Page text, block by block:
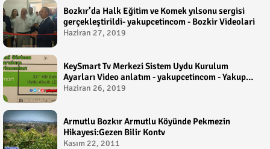
Bozkır’da Halk Eğitim ve Komek yılsonu sergisi
gerçekleştirildi- yakupcetincom - Bozkir Videolari
Haziran 27, 2019
KeySmart Tv Merkezi Sistem Uydu Kurulum
Ayarları Video anlatım - yakupcetincom - Yakup
Çetin
Haziran 26, 2019
Armutlu Bozkır Armutlu Köyünde Pekmezin
Hikayesi:Gezen Bilir Kontv
Kasım 22, 2011